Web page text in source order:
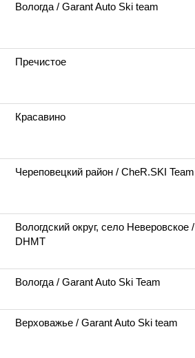
Вологда / Garant Auto Ski team
Пречистое
Красавино
Череповецкий район / CheR.SKI Team
Вологдский округ, село Неверовское /
DHMT
Вологда / Garant Auto Ski Team
Верховажье / Garant Auto Ski team